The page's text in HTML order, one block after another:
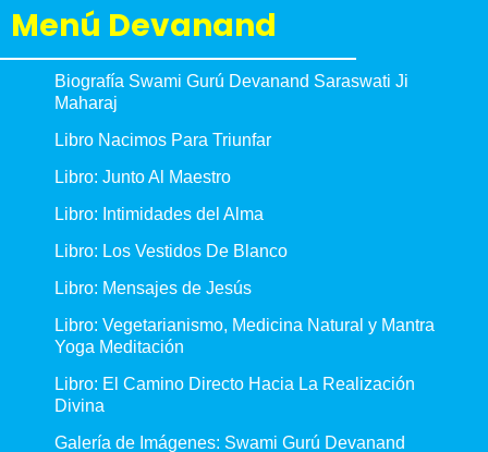
Menú Devanand
Biografía Swami Gurú Devanand Saraswati Ji
Maharaj
Libro Nacimos Para Triunfar
Libro: Junto Al Maestro
Libro: Intimidades del Alma
Libro: Los Vestidos De Blanco
Libro: Mensajes de Jesús
Libro: Vegetarianismo, Medicina Natural y Mantra
Yoga Meditación
Libro: El Camino Directo Hacia La Realización
Divina
Galería de Imágenes: Swami Gurú Devanand